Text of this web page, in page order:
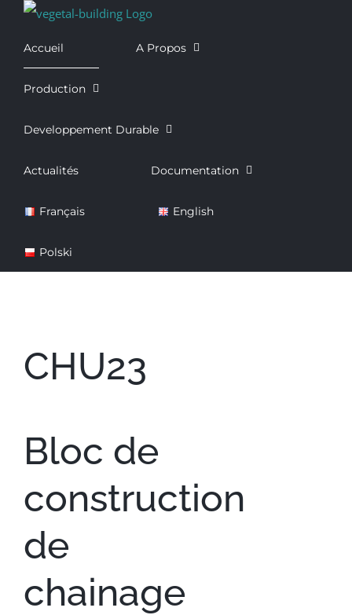
Passer
contenu
Accueil A Propos
Production
Developpement Durable
Actualités Documentation
Français English
Polski
CHU23
Bloc de
construction
de
chainage